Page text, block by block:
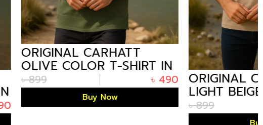
T-SHIRT IN
Now
ORIGINAL CARHATT
LIGHT BEIGE COLOR T-
SHIRT IN BANGLADESH
৳899